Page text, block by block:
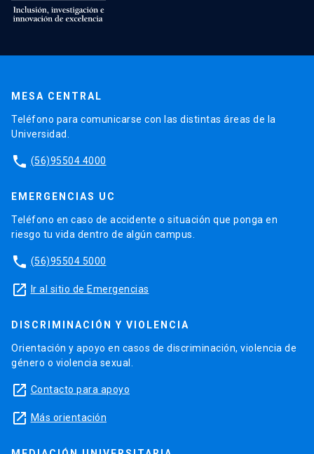
MESA CENTRAL
Teléfono para comunicarse con las distintas áreas de la
Universidad.
phone (56)95504 4000
EMERGENCIAS UC
Teléfono en caso de accidente o situación que ponga en
riesgo tu vida dentro de algún campus.
phone (56)95504 5000
launch Ir al sitio de Emergencias
DISCRIMINACIÓN Y VIOLENCIA
Orientación y apoyo en casos de discriminación, violencia de
género o violencia sexual.
launch Contacto para apoyo
launch Más orientación